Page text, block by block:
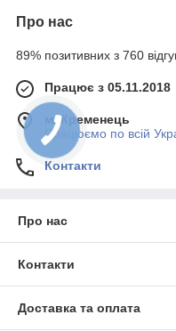
Про нас
89% позитивних з 760
Працює з 05.11.2018
м. Кременець
Працюємо по всій
Контакти
Про нас
Контакти
Доставка та оплата